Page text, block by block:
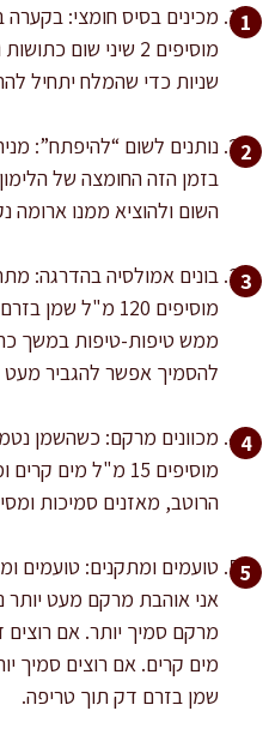
שניות כדי שהמלח יתחיל
בזמן הזה החומצה של
השום ולהוציא ממנו ארומה
בונים אמולסיה בהדרגה:
מוסיפים 120 מ"ל
ממש טיפות-טיפות במשך
להסמיך אפשר להגביר
מכוונים מרקם: כשהשמן
מוסיפים 15 מ"ל
הרוטב, מאזנים סמיכות
טועמים ומתקנים: טועמים
אני אוהבת מרקם מעט יותר
שמן בזרם דק תוך טריפה.